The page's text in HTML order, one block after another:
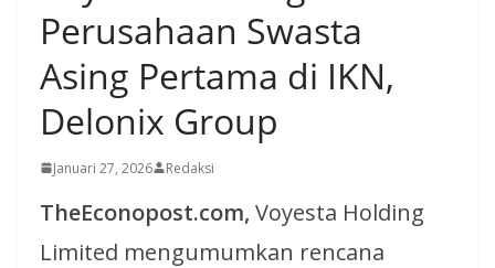
Perusahaan Swasta
Asing Pertama di IKN,
Delonix Group
Januari 27, 2026 Redaksi
TheEconopost.com, Voyesta Holding
Limited mengumumkan rencana